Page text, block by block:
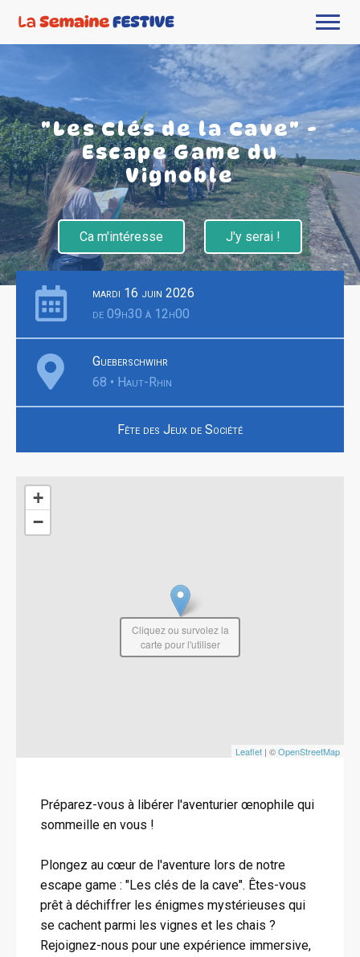
"Les Clés de la Cave" -
Escape Game du
Vignoble
Ca m'intéresse J'y serai !
mardi 16 juin 2026
de 09h30 à 12h00
Gueberschwihr
68 • Haut-Rhin
Fête des Jeux de Société
+
−
Leaflet | ©OpenStreetMap
Cliquez ou survolez la
carte pour l'utiliser
Préparez-vous à libérer l'aventurier œnophile qui
sommeille en vous !
Plongez au cœur de l'aventure lors de notre
escape game : "Les clés de la cave". Êtes-vous
prêt à déchiffrer les énigmes mystérieuses qui
se cachent parmi les vignes et les chais ?
Rejoignez-nous pour une expérience immersive,